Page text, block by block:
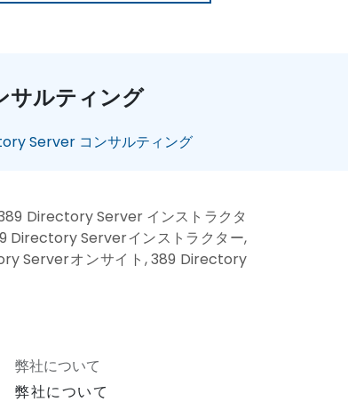
サルティング
Server コンサルティング
Directory Server インストラクタ
Directory Serverインストラクター,
Serverオンサイト, 389 Directory
弊社について
弊社について